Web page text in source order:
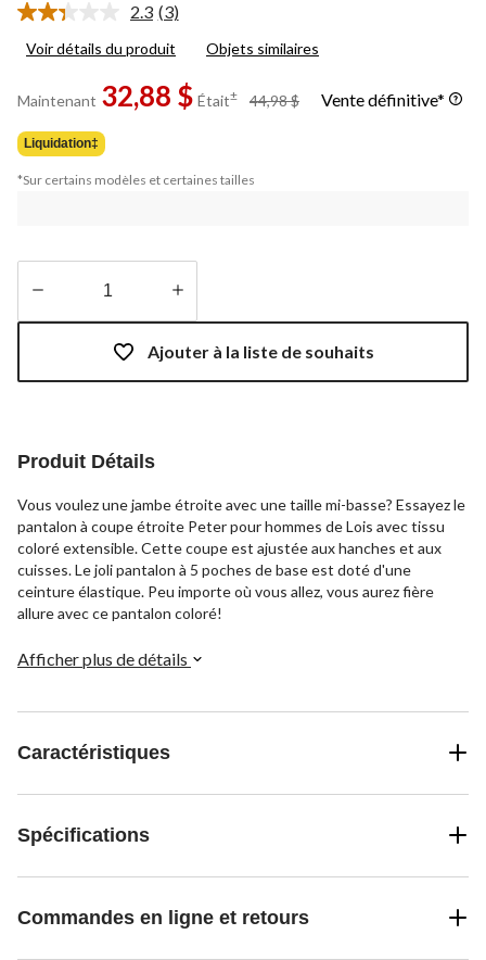
2.3 Lire
3
Lien
vers
(3)
Voir détails du produit Objets similaires
Maintenant 32,88 $ Était± 44,98 $
prixVente définitive*
Liquidation‡
*Sur certains modèles et certaines tailles
Quantité
Ajouter à la liste de souhaits
Produit Détails
Vous voulez une jambe étroite avec une taille mi-basse? Essayez le
pantalon à coupe étroite Peter pour hommes de Lois avec tissu
coloré extensible. Cette coupe est ajustée aux hanches et aux
cuisses. Le joli pantalon à 5 poches de base est doté d'une
ceinture élastique. Peu importe où vous allez, vous aurez fière
allure avec ce pantalon coloré!
Afficher plus de détails
Caractéristiques
Spécifications
Commandes en ligne et retours